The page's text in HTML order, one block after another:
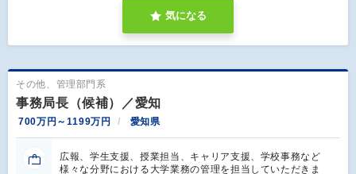
気になる
その他、管理部門系
事務局長（候補）／愛知
700万円～1199万円 愛知県
広報、学生支援、授業担当、キャリア支援、学校事務など
様々な分野における大学業務の管理を担当していただきま